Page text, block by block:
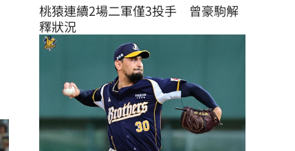
桃猿連續2場二軍僅3投手　曾豪駒解
釋狀況